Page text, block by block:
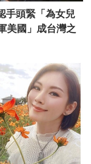
手頭緊「為女兒
美國」成台灣之